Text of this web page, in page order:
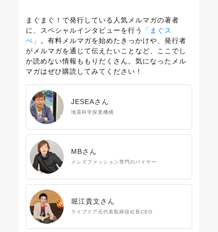
まぐまぐ！で発行している人気メルマガの著者
に、スペシャルインタビューを行う
「まぐス
ぺ」
。有料メルマガを始めたきっかけや、発行者
がメルマガを通じて伝えたいことなど、ここでし
か読めない情報ももりだくさん。気になったメル
マガはぜひ購読してみてください！
JESEAさん
地震科学探査機構
MBさん
メンズファッション専門のバイヤー
堀江貴文さん
ライブドア元代表取締役社長CEO